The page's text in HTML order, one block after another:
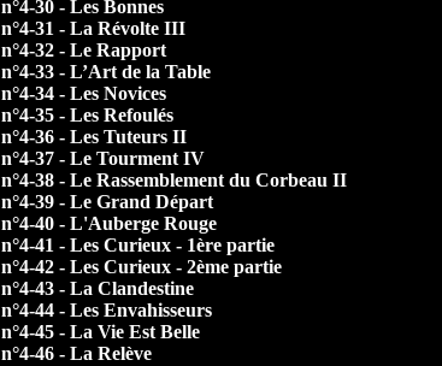
n°4-30 - Les Bonnes
n°4-31 - La Révolte III
n°4-32 - Le Rapport
n°4-33 - L’Art de la Table
n°4-34 - Les Novices
n°4-35 - Les Refoulés
n°4-36 - Les Tuteurs II
n°4-37 - Le Tourment IV
n°4-38 - Le Rassemblement du Corbeau II
n°4-39 - Le Grand Départ
n°4-40 - L'Auberge Rouge
n°4-41 - Les Curieux - 1ère partie
n°4-42 - Les Curieux - 2ème partie
n°4-43 - La Clandestine
n°4-44 - Les Envahisseurs
n°4-45 - La Vie Est Belle
n°4-46 - La Relève